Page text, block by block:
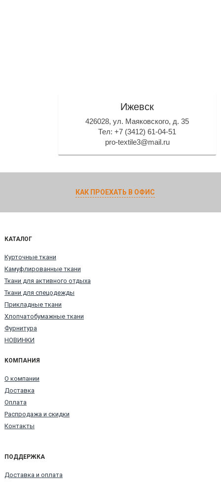
Ижевск
426028, ул. Маяковского, д. 35
Тел: +7 (3412) 61-04-51
pro-textile3@mail.ru
КАК ПРОЕХАТЬ В ОФИС
КАТАЛОГ
Курточные ткани
Камуфлированные ткани
Ткани для активного отдыха
Ткани для спецодежды
Прикладные ткани
Хлопчатобумажные ткани
Фурнитура
НОВИНКИ
КОМПАНИЯ
О компании
Доставка
Оплата
Распродажа и скидки
Контакты
ПОДДЕРЖКА
Доставка и оплата